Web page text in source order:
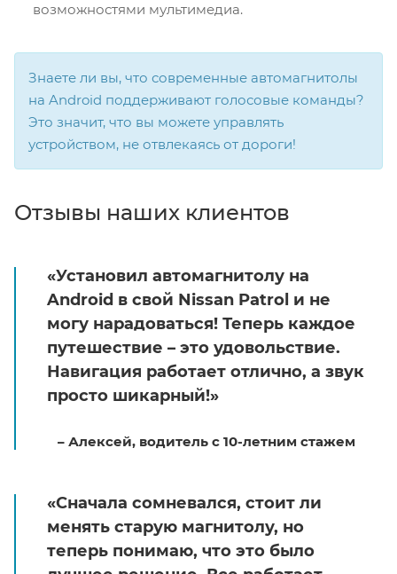
возможностями мультимедиа.
Знаете ли вы, что современные автомагнитолы
на Android поддерживают голосовые команды?
Это значит, что вы можете управлять
устройством, не отвлекаясь от дороги!
Отзывы наших клиентов
«Установил автомагнитолу на
Android в свой Nissan Patrol и не
могу нарадоваться! Теперь каждое
путешествие – это удовольствие.
Навигация работает отлично, а звук
просто шикарный!»
– Алексей, водитель с 10-летним стажем
«Сначала сомневался, стоит ли
менять старую магнитолу, но
теперь понимаю, что это было